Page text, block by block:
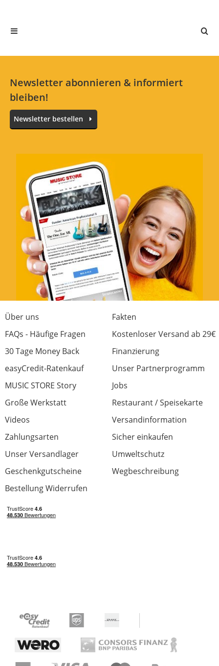
Newsletter abonnieren & informiert
bleiben!
Newsletter bestellen
Über uns
Fakten
FAQs - Häufige Fragen
Kostenloser Versand ab 29€
30 Tage Money Back
Finanzierung
easyCredit-Ratenkauf
Unser Partnerprogramm
MUSIC STORE Story
Jobs
Große Werkstatt
Restaurant / Speisekarte
Videos
Versandinformation
Zahlungsarten
Sicher einkaufen
Unser Versandlager
Umweltschutz
Geschenkgutscheine
Wegbeschreibung
Bestellung Widerrufen